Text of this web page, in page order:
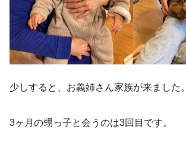
少しすると、お義姉さん家族が来ました。
3ヶ月の甥っ子と会うのは3回目です。